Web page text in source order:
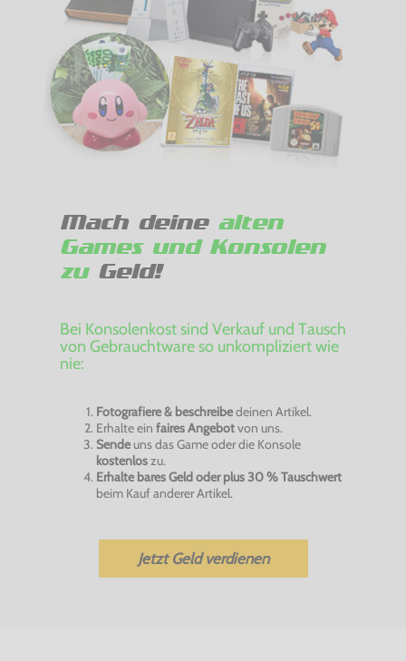
Mach deine alten
Games und Konsolen
zuGeld!
Bei Konsolenkost sind Verkauf und Tausch
von Gebrauchtware so unkompliziert wie
nie:
Fotografiere & beschreibedeinen Artikel.
Erhalte ein faires Angebotvon uns.
Sendeuns das Game oder die Konsole
kostenloszu.
Erhalte bares Geld oder plus 30 % Tauschwert
beim Kauf anderer Artikel.
Jetzt Geld verdienen